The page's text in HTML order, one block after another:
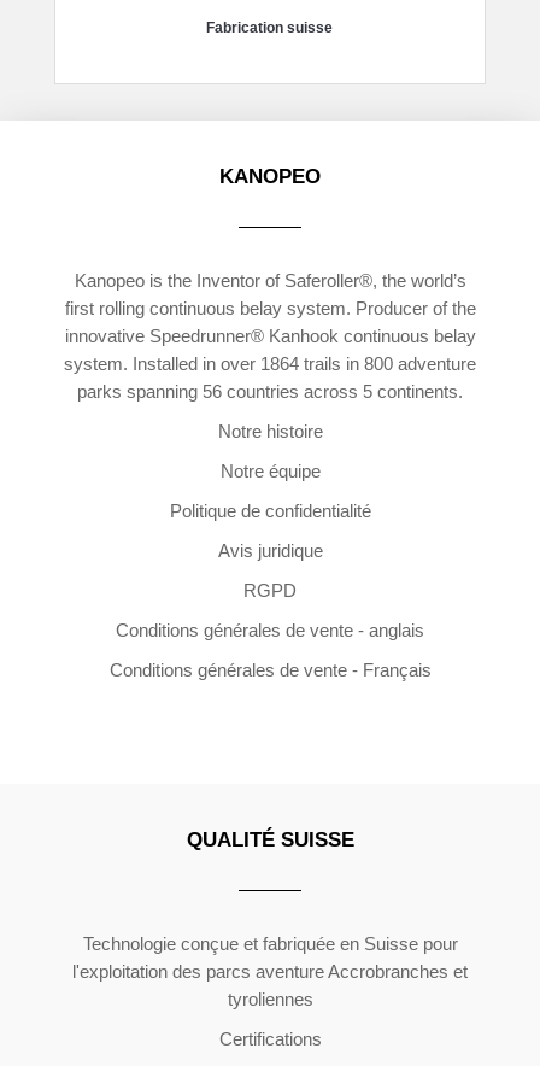
Fabrication suisse
KANOPEO
Kanopeo is the Inventor of Saferoller®, the world’s
first rolling continuous belay system. Producer of the
innovative Speedrunner® Kanhook continuous belay
system. Installed in over 1864 trails in 800 adventure
parks spanning 56 countries across 5 continents.
Notre histoire
Notre équipe
Politique de confidentialité
Avis juridique
RGPD
Conditions générales de vente - anglais
Conditions générales de vente - Français
QUALITÉ SUISSE
Technologie conçue et fabriquée en Suisse pour
l'exploitation des parcs aventure Accrobranches et
tyroliennes
Certifications